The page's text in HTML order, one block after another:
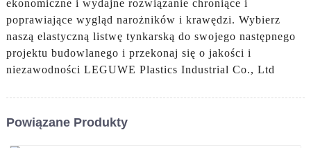
ekonomiczne i wydajne rozwiązanie chroniące i
poprawiające wygląd narożników i krawędzi. Wybierz
naszą elastyczną listwę tynkarską do swojego następnego
projektu budowlanego i przekonaj się o jakości i
niezawodności LEGUWE Plastics Industrial Co., Ltd
Powiązane Produkty